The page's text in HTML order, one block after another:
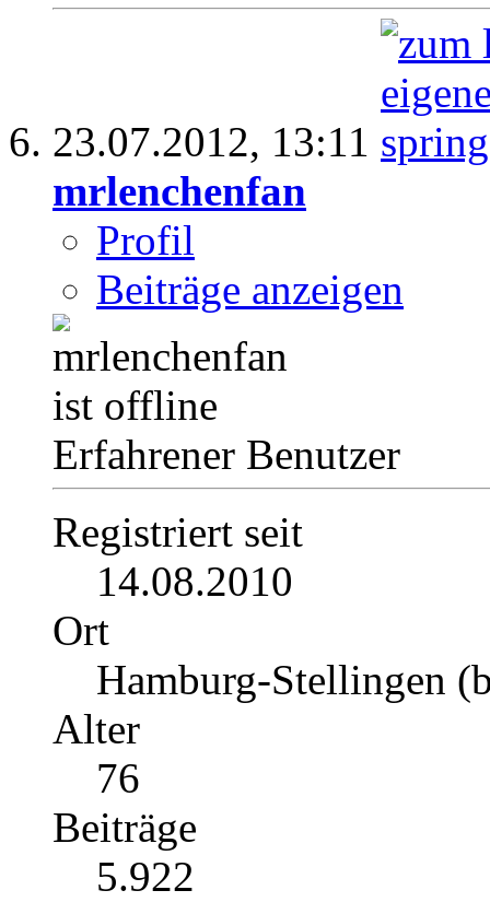
23.07.2012, 13:11
mrlenchenfan
Profil
Beiträge anzeigen
Erfahrener Benutzer
Registriert seit
14.08.2010
Ort
Hamburg-Stellingen
Alter
76
Beiträge
5.922